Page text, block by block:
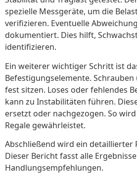
spezielle Messgeräte, um die
verifizieren. Eventuelle
dokumentiert. Dies hilft,
identifizieren.
Ein weiterer wichtiger Schritt ist
Befestigungselemente. Schrauben
fest sitzen. Loses oder fehlendes
kann zu Instabilitäten führen.
ersetzt oder nachgezogen. So
Regale gewährleistet.
Abschließend wird ein detaillierter
Dieser Bericht fasst alle
Handlungsempfehlungen.